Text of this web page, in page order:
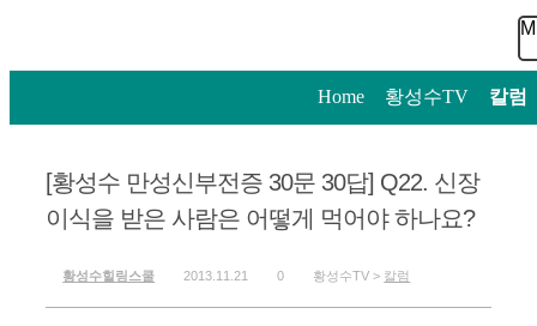
Home 황성수TV 칼럼
[황성수 만성신부전증 30문 30답] Q22. 신장
이식을 받은 사람은 어떻게 먹어야 하나요?
황성수힐링스쿨 2013.11.21 0 황성수TV > 칼럼